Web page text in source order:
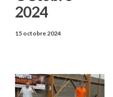
2024
15 octobre 2024